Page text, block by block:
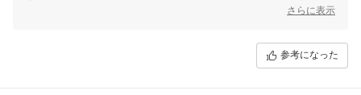
うれしく思います。さらに、革の質感についてもご満足いただけたとの
XLサイズをお選びいただければ、より大容量でさらに便利にお使いい
ただけるかと思います。お客様のニーズに合ったサイズを次回お試しい
さらに表示
参考になった